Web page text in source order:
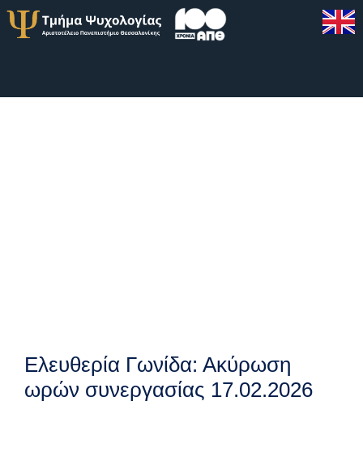
Περιεχόμενο
Ελευθερία Γωνίδα: Ακύρωση
ωρών συνεργασίας 17.02.2026